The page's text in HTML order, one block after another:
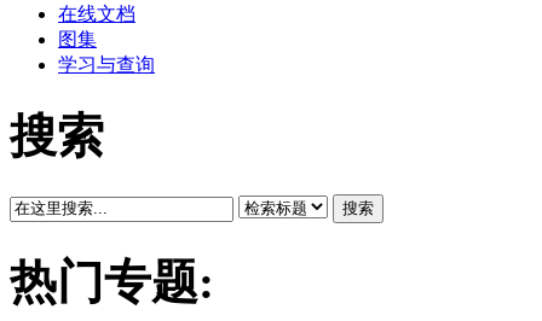
在线文档
图集
学习与查询
搜索
搜索
热门专题: